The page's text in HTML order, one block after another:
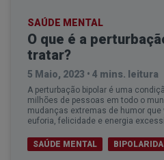
SAÚDE MENTAL
O que é a
tratar?
5 Maio, 2023 • 4 mins. leitura
A perturbação bipolar é uma
milhões de pessoas em todo o
mudanças extremas de humor
euforia, felicidade e energia
SAÚDE MENTAL